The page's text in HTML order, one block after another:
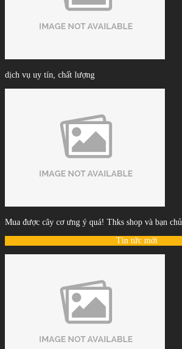
dịch vụ uy tín, chất lượng
Mua được cây cơ ưng ý quá! Thks shop và bạn chủ.
Tin tức mới